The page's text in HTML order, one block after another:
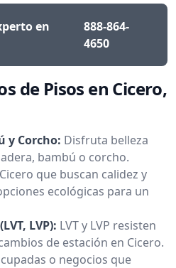
en
888-864-
4650
de Pisos en Cicero,
y Corcho: Disfruta belleza
bambú o corcho.
que buscan calidez y
ecológicas para un
LVP): LVT y LVP resisten
de estación en Cicero.
o negocios que